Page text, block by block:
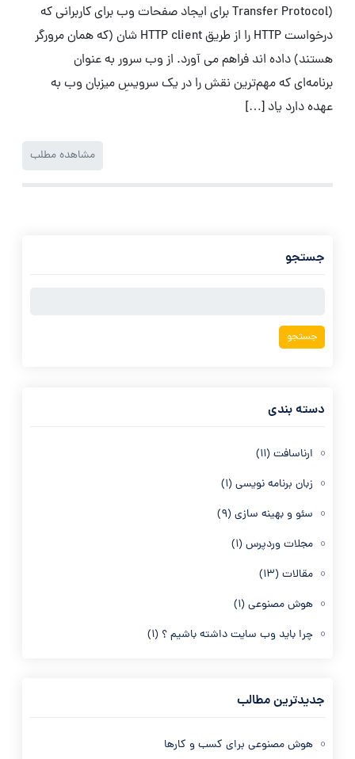
Transfer Protocol) برای ایجاد صفحات وب برای کاربرانی که
درخواست HTTP را از طریق HTTP client شان (که همان مرورگر
هستند) داده اند فراهم می آورد. از وب سرور به عنوان
برنامه‌ای که مهم‌ترین نقش را در یک سرویسِ میزبان وب به
عهده دارد یاد […]
مشاهده مطلب
جستجو
دسته بندی
ارناسافت(11)
زبان برنامه نویسی(1)
سئو و بهینه سازی(9)
مجلات وردپرس(1)
مقالات(13)
هوش مصنوعی(1)
چرا باید وب سایت داشته باشیم ؟ (1)
جدیدترین مطالب
هوش مصنوعی برای کسب و کارها